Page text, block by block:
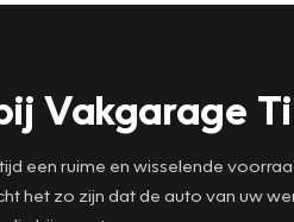
Vakgarage
een ruime en wisselende
het zo zijn dat de auto van uw